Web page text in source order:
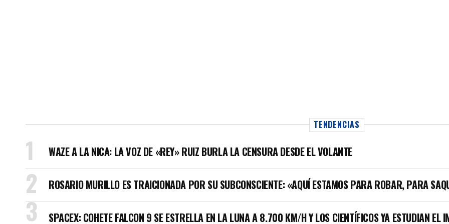
TENDENCIAS
WAZE A LA NICA: LA VOZ DE «REY» RUIZ BURLA LA CENSURA DESDE EL VOLANTE
ROSARIO MURILLO ES TRAICIONADA POR SU SUBCONSCIENTE: «AQUÍ ESTAMOS PARA ROBAR, PARA
SPACEX: COHETE FALCON 9 SE ESTRELLA EN LA LUNA A 8.700 KM/H Y LOS CIENTÍFICOS YA ESTUDIAN EL